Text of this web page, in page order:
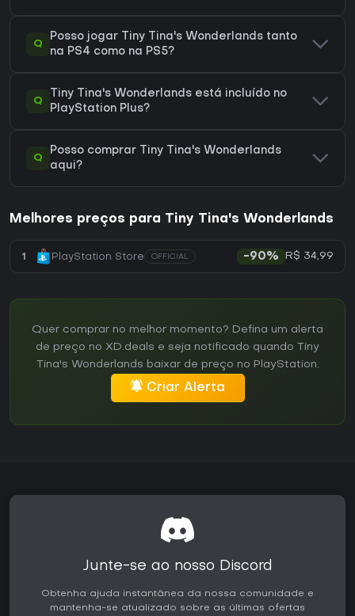
Q
Posso jogar Tiny Tina's Wonderlands tanto
na PS4 como na PS5?
Q
Tiny Tina's Wonderlands está incluído no
PlayStation Plus?
Q
Posso comprar Tiny Tina's Wonderlands
aqui?
Melhores preços para Tiny Tina's Wonderlands
1 PlayStation Store OFFICIAL -90% R$ 34,99
Quer comprar no melhor momento? Defina um alerta
de preço no XD.deals e seja notificado quando Tiny
Tina's Wonderlands baixar de preço no PlayStation.
Criar Alerta
Junte-se ao nosso Discord
Obtenha ajuda instantânea da nossa comunidade e
mantenha-se atualizado sobre as últimas ofertas